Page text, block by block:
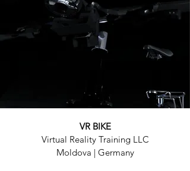
VR BIKE
Virtual Reality Training LLC
Moldova | Germany